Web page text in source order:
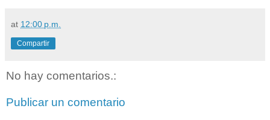
at 12:00 p.m.
Compartir
No hay comentarios.:
Publicar un comentario